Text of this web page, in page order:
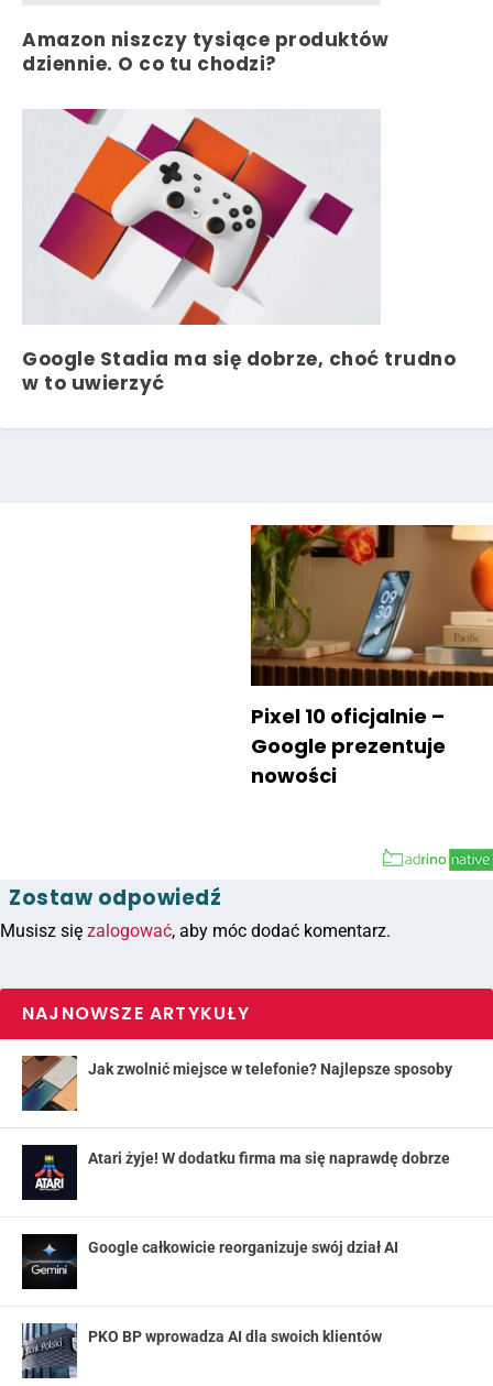
Amazon niszczy tysiące produktów
dziennie. O co tu chodzi?
Google Stadia ma się dobrze, choć trudno
w to uwierzyć
Pixel 10 oficjalnie –
Google prezentuje
nowości
Zostaw odpowiedź
Musisz się zalogować, aby móc dodać komentarz.
NAJNOWSZE ARTYKUŁY
Jak zwolnić miejsce w telefonie? Najlepsze sposoby
Atari żyje! W dodatku firma ma się naprawdę dobrze
Google całkowicie reorganizuje swój dział AI
PKO BP wprowadza AI dla swoich klientów